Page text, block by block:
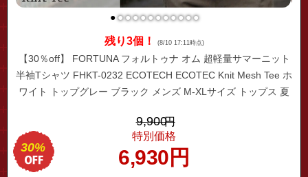
●●●●●●●●●●●●
残り3個！ (8/10 17:11時点)
【30％off】 FORTUNA フォルトゥナ オム 超軽量サマーニット
半袖Tシャツ FHKT-0232 ECOTECH ECOTEC Knit Mesh Tee ホ
ワイト トップグレー ブラック メンズ M-XLサイズ トップス 夏
ド 超軽量 リラックスフィット
9,900円
特別価格
6,930 円
30%